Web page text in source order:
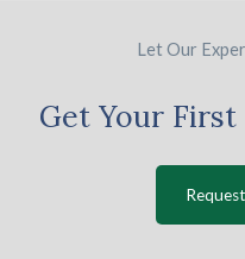
Let Our
Get Your